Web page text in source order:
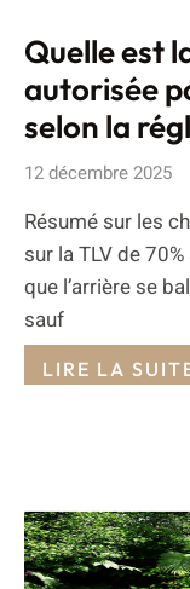
Quelle est
autorisée
selon la
12 décembre 2025
Résumé sur les
sur la TLV de
que l’arrière se
sauf
LIRE LA